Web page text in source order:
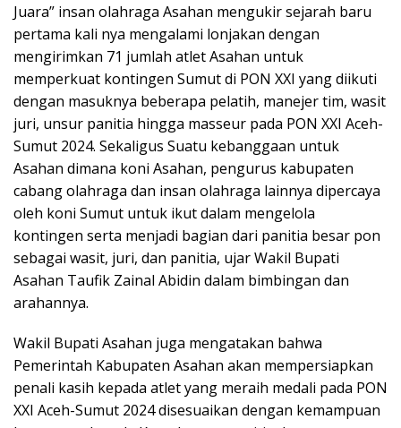
Juara” insan olahraga Asahan mengukir sejarah baru
pertama kali nya mengalami lonjakan dengan
mengirimkan 71 jumlah atlet Asahan untuk
memperkuat kontingen Sumut di PON XXI yang diikuti
dengan masuknya beberapa pelatih, manejer tim, wasit
juri, unsur panitia hingga masseur pada PON XXI Aceh-
Sumut 2024. Sekaligus Suatu kebanggaan untuk
Asahan dimana koni Asahan, pengurus kabupaten
cabang olahraga dan insan olahraga lainnya dipercaya
oleh koni Sumut untuk ikut dalam mengelola
kontingen serta menjadi bagian dari panitia besar pon
sebagai wasit, juri, dan panitia, ujar Wakil Bupati
Asahan Taufik Zainal Abidin dalam bimbingan dan
arahannya.
Wakil Bupati Asahan juga mengatakan bahwa
Pemerintah Kabupaten Asahan akan mempersiapkan
penali kasih kepada atlet yang meraih medali pada PON
XXI Aceh-Sumut 2024 disesuaikan dengan kemampuan